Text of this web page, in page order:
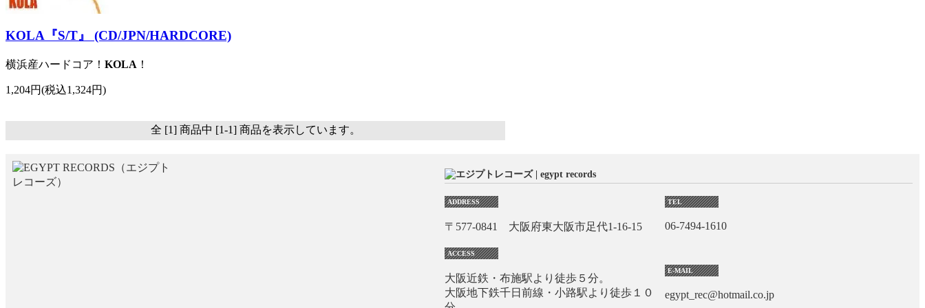
KOLA『S/T』 (CD/JPN/HARDCORE)
横浜産ハードコア！ KOLA ！
1,204円(税込1,324円)
全 [1] 商品中 [1-1] 商品を表示しています。
ADDRESS
〒577-0841 大阪府東大阪市足代1-16-15
ACCESS
大阪近鉄・布施駅より徒歩５分。
大阪地下鉄千日前線・小路駅より徒歩１０
TEL
06-7494-1610
E-MAIL
egypt_rec@hotmail.co.jp